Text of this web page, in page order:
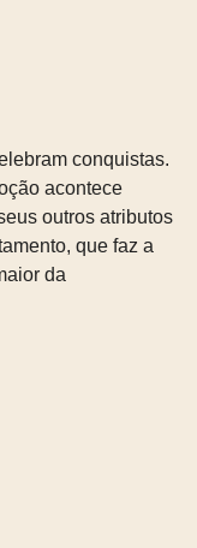
conquistas.
acontece
outros atributos
que faz a
da